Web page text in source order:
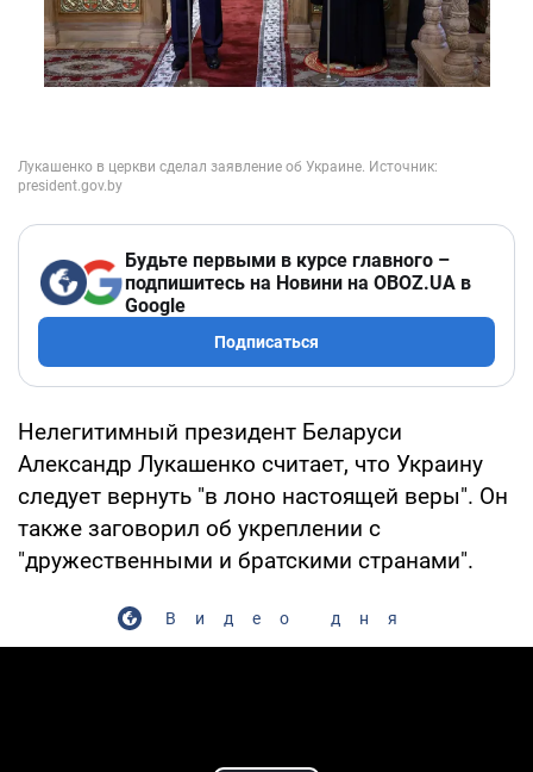
Будьте первыми в курсе главного –
подпишитесь на Новини на OBOZ.UA в
Google
Подписаться
Нелегитимный президент Беларуси
Александр Лукашенко считает, что Украину
следует вернуть "в лоно настоящей веры". Он
также заговорил об укреплении с
"дружественными и братскими странами".
Видео дня